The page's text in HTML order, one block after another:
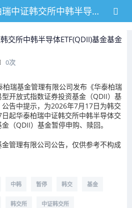
公告速递：华泰柏瑞中证韩交所中韩半导体ETF(QDII)基金基金暂停申购、赎回
交所中韩半导体ETF(QDII)基金基金
0次
瑞基金管理有限公司发布《华泰柏瑞
开放式指数证券投资基金（QDII）基
告中提示，为2026年7月17日为韩交
起华泰柏瑞中证韩交所中韩半导体交
（QDII）基金暂停申购、赎回。
管理有限公司公告，仅供参考不构成
中韩 暂停 韩交 基金
韩交所 中证韩交所